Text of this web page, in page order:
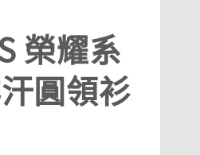
榮耀系
圓領衫